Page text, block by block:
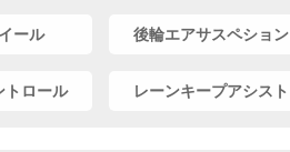
ール 後輪エアサスペション
トロール レーンキープアシスト